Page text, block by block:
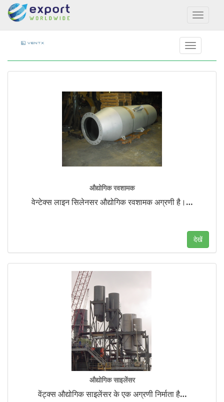
Toggle
औद्योगिक रवशामक
वेन्टेक्स लाइन सिलेनसर औद्योगिक रवशामक अग्रणी है। …
देखें
औद्योगिक साइलेंसर
वेंट्क्स औद्योगिक साइलेंसर के एक अग्रणी निर्माता है…